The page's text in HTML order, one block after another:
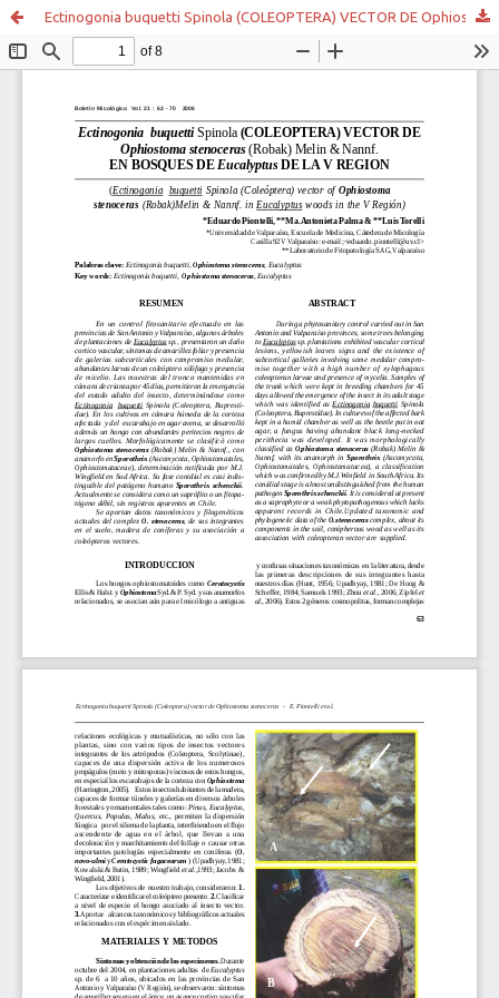
Ectinogonia buquetti Spinola (COLEOPTERA) VECTOR DE Ophiostoma stenoceras (Robak) Melin & Nannf. EN BOSQUES DE Eucalyptus DE LA V REGION